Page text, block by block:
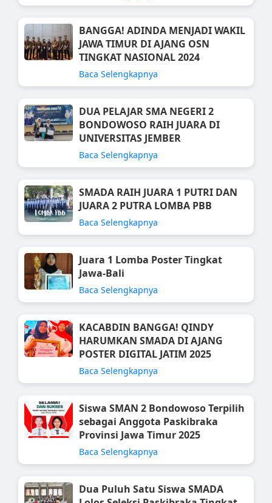
BANGGA! ADINDA MENJADI WAKIL
JAWA TIMUR DI AJANG OSN
TINGKAT NASIONAL 2024
Baca Selengkapnya
DUA PELAJAR SMA NEGERI 2
BONDOWOSO RAIH JUARA DI
UNIVERSITAS JEMBER
Baca Selengkapnya
SMADA RAIH JUARA 1 PUTRI DAN
JUARA 2 PUTRA LOMBA PBB
Baca Selengkapnya
Juara 1 Lomba Poster Tingkat
Jawa-Bali
Baca Selengkapnya
KACABDIN BANGGA! QINDY
HARUMKAN SMADA DI AJANG
POSTER DIGITAL JATIM 2025
Baca Selengkapnya
Siswa SMAN 2 Bondowoso Terpilih
sebagai Anggota Paskibraka
Provinsi Jawa Timur 2025
Baca Selengkapnya
Dua Puluh Satu Siswa SMADA